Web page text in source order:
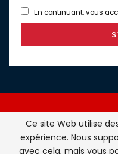
En continuant, vous
Atlasinfo.fr : l'essentiel
Ce site Web utilise
expérience. Nous
avec cela, mais vous